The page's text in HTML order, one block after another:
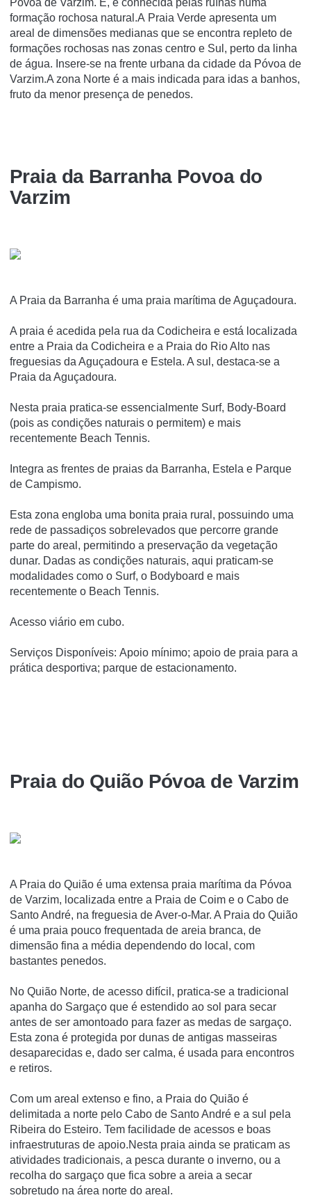
formação rochosa natural.A Praia Verde apresenta um
areal de dimensões medianas que se encontra repleto de
formações rochosas nas zonas centro e Sul, perto da linha
de água. Insere-se na frente urbana da cidade da Póvoa de
Varzim.A zona Norte é a mais indicada para idas a banhos,
fruto da menor presença de penedos.
Praia da Barranha Povoa do
Varzim
A Praia da Barranha é uma praia marí­tima de Aguçadoura.
A praia é acedida pela rua da Codicheira e está localizada
entre a Praia da Codicheira e a Praia do Rio Alto nas
freguesias da Aguçadoura e Estela. A sul, destaca-se a
Praia da Aguçadoura.
Nesta praia pratica-se essencialmente Surf, Body-Board
(pois as condições naturais o permitem) e mais
recentemente Beach Tennis.
Integra as frentes de praias da Barranha, Estela e Parque
de Campismo.
Esta zona engloba uma bonita praia rural, possuindo uma
rede de passadiços sobrelevados que percorre grande
parte do areal, permitindo a preservação da vegetação
dunar. Dadas as condições naturais, aqui praticam-se
modalidades como o Surf, o Bodyboard e mais
recentemente o Beach Tennis.
Acesso viário em cubo.
Serviços Disponíveis: Apoio mínimo; apoio de praia para a
prática desportiva; parque de estacionamento.
Praia do Quião Póvoa de Varzim
A Praia do Quião é uma extensa praia marí­tima da Póvoa
de Varzim, localizada entre a Praia de Coim e o Cabo de
Santo André, na freguesia de Aver-o-Mar. A Praia do Quião
é uma praia pouco frequentada de areia branca, de
dimensão fina a média dependendo do local, com
bastantes penedos.
No Quião Norte, de acesso difí­cil, pratica-se a tradicional
apanha do Sargaço que é estendido ao sol para secar
antes de ser amontoado para fazer as medas de sargaço.
Esta zona é protegida por dunas de antigas masseiras
desaparecidas e, dado ser calma, é usada para encontros
e retiros.
Com um areal extenso e fino, a Praia do Quião é
delimitada a norte pelo Cabo de Santo André e a sul pela
Ribeira do Esteiro. Tem facilidade de acessos e boas
infraestruturas de apoio.Nesta praia ainda se praticam as
atividades tradicionais, a pesca durante o inverno, ou a
recolha do sargaço que fica sobre a areia a secar
sobretudo na área norte do areal.